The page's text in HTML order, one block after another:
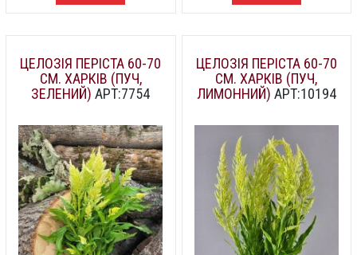
ЦЕЛОЗІЯ ПЕРІСТА 60-70
СМ. ХАРКІВ (ПУЧ,
ЗЕЛЕНИЙ) АРТ:7754
ЦЕЛОЗІЯ ПЕРІСТА 60-70
СМ. ХАРКІВ (ПУЧ,
ЛИМОННИЙ) АРТ:10194